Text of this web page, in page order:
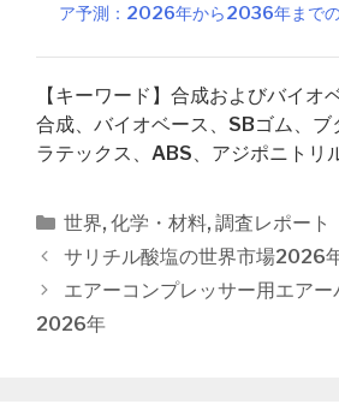
ア予測：2026年から2036年まで
【キーワード】合成およびバイオ
合成、バイオベース、SBゴム、ブ
ラテックス、ABS、アジポニトリ
カ
テ
ー
世界, 化学・材料, 調査レポート
投
稿
ナ
サリチル酸塩の世界市場2026
エアーコンプレッサー用エア
2026年